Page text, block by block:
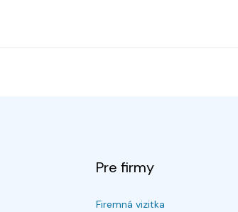
Pre firmy
Firemná vizitka